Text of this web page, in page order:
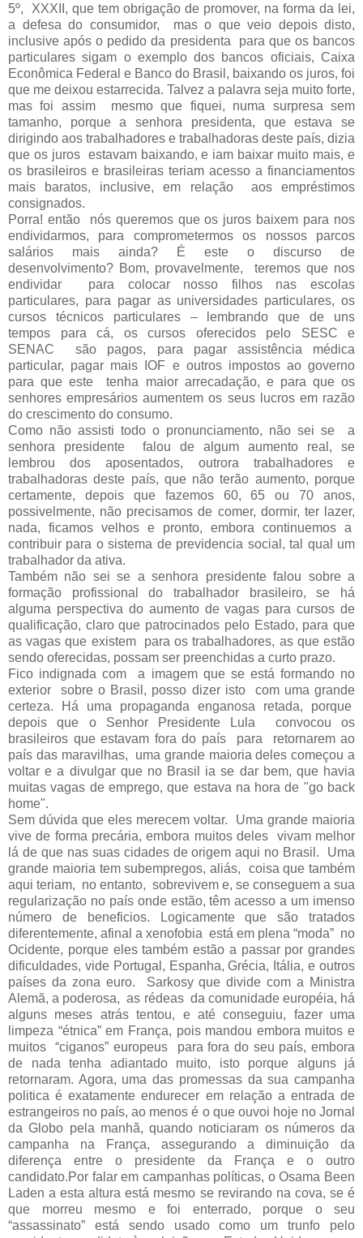
5º, XXXII, que tem obrigação de promover, na forma da lei,
a defesa do consumidor, mas o que veio depois disto,
inclusive após o pedido da presidenta para que os bancos
particulares sigam o exemplo dos bancos oficiais, Caixa
Econômica Federal e Banco do Brasil, baixando os juros, foi
que me deixou estarrecida. Talvez a palavra seja muito forte,
mas foi assim mesmo que fiquei, numa surpresa sem
tamanho, porque a senhora presidenta, que estava se
dirigindo aos trabalhadores e trabalhadoras deste país, dizia
que os juros estavam baixando, e iam baixar muito mais, e
os brasileiros e brasileiras teriam acesso a financiamentos
mais baratos, inclusive, em relação aos empréstimos
consignados.
Porra! então nós queremos que os juros baixem para nos
endividarmos, para comprometermos os nossos parcos
salários mais ainda? É este o discurso de
desenvolvimento? Bom, provavelmente, teremos que nos
endividar para colocar nosso filhos nas escolas
particulares, para pagar as universidades particulares, os
cursos técnicos particulares – lembrando que de uns
tempos para cá, os cursos oferecidos pelo SESC e
SENAC são pagos, para pagar assistência médica
particular, pagar mais IOF e outros impostos ao governo
para que este tenha maior arrecadação, e para que os
senhores empresários aumentem os seus lucros em razão
do crescimento do consumo.
Como não assisti todo o pronunciamento, não sei se a
senhora presidente falou de algum aumento real, se
lembrou dos aposentados, outrora trabalhadores e
trabalhadoras deste país, que não terão aumento, porque
certamente, depois que fazemos 60, 65 ou 70 anos,
possivelmente, não precisamos de comer, dormir, ter lazer,
nada, ficamos velhos e pronto, embora continuemos a
contribuir para o sistema de previdencia social, tal qual um
trabalhador da ativa.
Também não sei se a senhora presidente falou sobre a
formação profissional do trabalhador brasileiro, se há
alguma perspectiva do aumento de vagas para cursos de
qualificação, claro que patrocinados pelo Estado, para que
as vagas que existem para os trabalhadores, as que estão
sendo oferecidas, possam ser preenchidas a curto prazo.
Fico indignada com a imagem que se está formando no
exterior sobre o Brasil, posso dizer isto com uma grande
certeza. Há uma propaganda enganosa retada, porque
depois que o Senhor Presidente Lula convocou os
brasileiros que estavam fora do país para retornarem ao
país das maravilhas, uma grande maioria deles começou a
voltar e a divulgar que no Brasil ia se dar bem, que havia
muitas vagas de emprego, que estava na hora de "go back
home".
Sem dúvida que eles merecem voltar. Uma grande maioria
vive de forma precária, embora muitos deles vivam melhor
lá de que nas suas cidades de origem aqui no Brasil. Uma
grande maioria tem subempregos, aliás, coisa que também
aqui teriam, no entanto, sobrevivem e, se conseguem a sua
regularização no país onde estão, têm acesso a um imenso
número de beneficios. Logicamente que são tratados
diferentemente, afinal a xenofobia está em plena “moda” no
Ocidente, porque eles também estão a passar por grandes
dificuldades, vide Portugal, Espanha, Grécia, Itália, e outros
países da zona euro. Sarkosy que divide com a Ministra
Alemã, a poderosa, as rédeas da comunidade européia, há
alguns meses atrás tentou, e até conseguiu, fazer uma
limpeza “étnica” em França, pois mandou embora muitos e
muitos “ciganos” europeus para fora do seu país, embora
de nada tenha adiantado muito, isto porque alguns já
retornaram. Agora, uma das promessas da sua campanha
politica é exatamente endurecer em relação a entrada de
estrangeiros no país, ao menos é o que ouvoi hoje no Jornal
da Globo pela manhã, quando noticiaram os números da
campanha na França, assegurando a diminuição da
diferença entre o presidente da França e o outro
candidato.Por falar em campanhas políticas, o Osama Been
Laden a esta altura está mesmo se revirando na cova, se é
que morreu mesmo e foi enterrado, porque o seu
“assassinato” está sendo usado como um trunfo pelo